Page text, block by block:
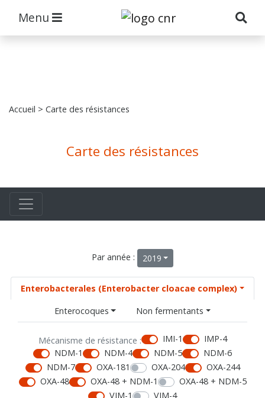
Menu
Accueil > Carte des résistances
Carte des résistances
Par année : 2019
Enterobacterales (Enterobacter cloacae complex)
Enterocoques
Non fermentants
Mécanisme de résistance : IMI-1
IMP-4
NDM-1
NDM-4 NDM-5
NDM-6
NDM-7
OXA-181 OXA-204
OXA-244
OXA-48
OXA-48 + NDM-1
OXA-48 + NDM-5
VIM-1
VIM-4